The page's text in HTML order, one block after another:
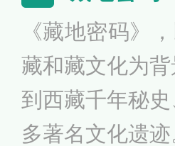
领，这到底是
优的研究生，
友，他是被人
《藏地密码》
藏和藏文化为
到西藏千年秘
多著名文化遗